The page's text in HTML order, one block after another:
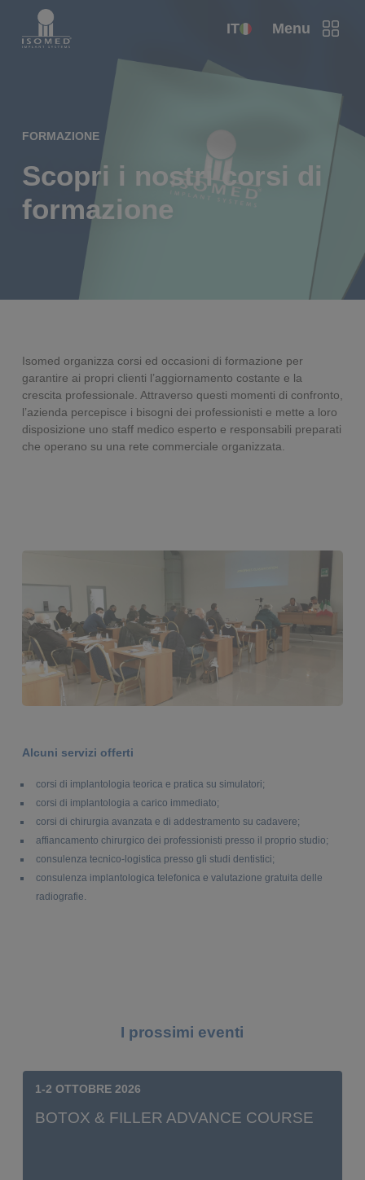
IT Menu
FORMAZIONE
Scopri i nostri corsi di
formazione
Isomed organizza corsi ed occasioni di formazione per
garantire ai propri clienti l’aggiornamento costante e la
crescita professionale. Attraverso questi momenti di confronto,
l’azienda percepisce i bisogni dei professionisti e mette a loro
disposizione uno staff medico esperto e responsabili preparati
che operano su una rete commerciale organizzata.
Alcuni servizi offerti
corsi di implantologia teorica e pratica su simulatori;
corsi di implantologia a carico immediato;
corsi di chirurgia avanzata e di addestramento su cadavere;
affiancamento chirurgico dei professionisti presso il proprio studio;
consulenza tecnico-logistica presso gli studi dentistici;
consulenza implantologica telefonica e valutazione gratuita delle
radiografie.
I prossimi eventi
1-2 OTTOBRE 2026
BOTOX & FILLER ADVANCE COURSE